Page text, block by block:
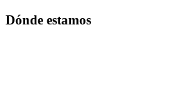
Dónde estamos